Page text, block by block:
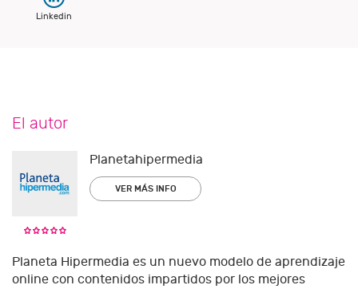
Linkedin
El autor
Planetahipermedia
VER MÁS INFO
Planeta Hipermedia es un nuevo modelo de aprendizaje
online con contenidos impartidos por los mejores